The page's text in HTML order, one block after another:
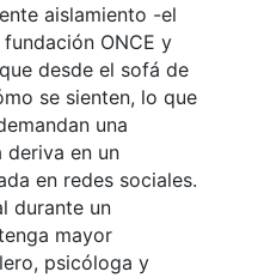
aislamiento -el
ONCE y
desde el sofá de
se sienten, lo que
una
deriva en un
en redes sociales.
durante un
mayor
psicóloga y